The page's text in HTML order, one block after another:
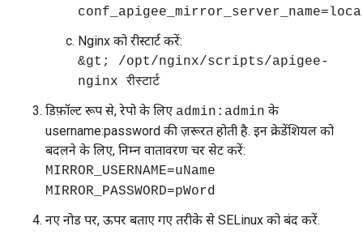
Nginx को रीस्टार्ट करें:
&gt; /opt/nginx/scripts/apigee-
nginx रीस्टार्ट
डिफ़ॉल्ट रूप से, रेपो के लिए admin:admin के
username:password की ज़रूरत होती है. इन क्रेडेंशियल को
बदलने के लिए, निम्न वातावरण चर सेट करें:
MIRROR_USERNAME=uName
MIRROR_PASSWORD=pWord
नए नोड पर, ऊपर बताए गए तरीके से SELinux को बंद करें.